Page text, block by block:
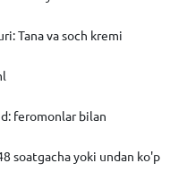
Tana va soch kremi
feromonlar bilan
soatgacha yoki undan ko'p